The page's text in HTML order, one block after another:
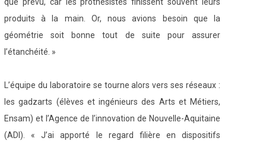
produits à la main. Or, nous avions besoin que la
géométrie soit bonne tout de suite pour assurer
l’étanchéité. »
L’équipe du laboratoire se tourne alors vers ses réseaux :
les gadzarts (élèves et ingénieurs des Arts et Métiers,
Ensam) et l’Agence de l’innovation de Nouvelle-Aquitaine
(ADI). « J’ai apporté le regard filière en dispositifs